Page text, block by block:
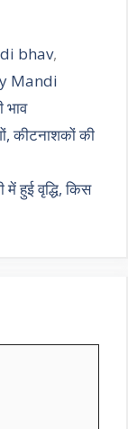
bhav,
Mandi
भाव
कीटनाशकों की
हुई वृद्धि, किस